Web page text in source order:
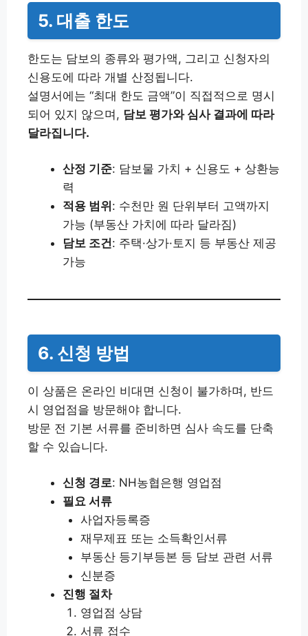
5. 대출 한도
한도는 담보의 종류와 평가액, 그리고 신청자의
신용도에 따라 개별 산정됩니다.
설명서에는 “최대 한도 금액”이 직접적으로 명시
되어 있지 않으며, 담보 평가와 심사 결과에 따라
달라집니다.
산정 기준: 담보물 가치 + 신용도 + 상환능
력
적용 범위 : 수천만 원 단위부터 고액까지
가능 (부동산 가치에 따라 달라짐)
담보 조건: 주택·상가·토지 등 부동산 제공
가능
6. 신청 방법
이 상품은 온라인 비대면 신청이 불가하며, 반드
시 영업점을 방문해야 합니다.
방문 전 기본 서류를 준비하면 심사 속도를 단축
할 수 있습니다.
신청 경로: NH농협은행 영업점
필요 서류
사업자등록증
재무제표 또는 소득확인서류
부동산 등기부등본 등 담보 관련 서류
신분증
진행 절차
영업점 상담
서류 접수